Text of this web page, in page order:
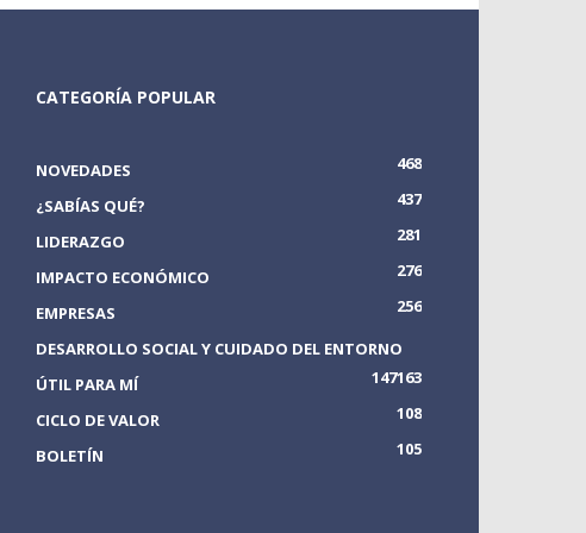
CATEGORÍA POPULAR
NOVEDADES
468
¿SABÍAS QUÉ?
437
LIDERAZGO
281
IMPACTO ECONÓMICO
276
EMPRESAS
256
DESARROLLO SOCIAL Y CUIDADO DEL ENTORNO
163
ÚTIL PARA MÍ
147
CICLO DE VALOR
108
BOLETÍN
105